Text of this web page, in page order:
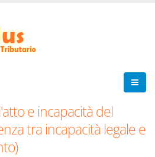
e incapacità del
tra incapacità legale e